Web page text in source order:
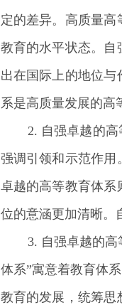
定的差异。高质量
教育的水平状态。自
出在国际上的地位
系是高质量发展的高
2. 自强卓越的
强调引领和示范作用
卓越的高等教育体
位的意涵更加清晰。
3. 自强卓越的高
体系”寓意着教育体
教育的发展，统筹